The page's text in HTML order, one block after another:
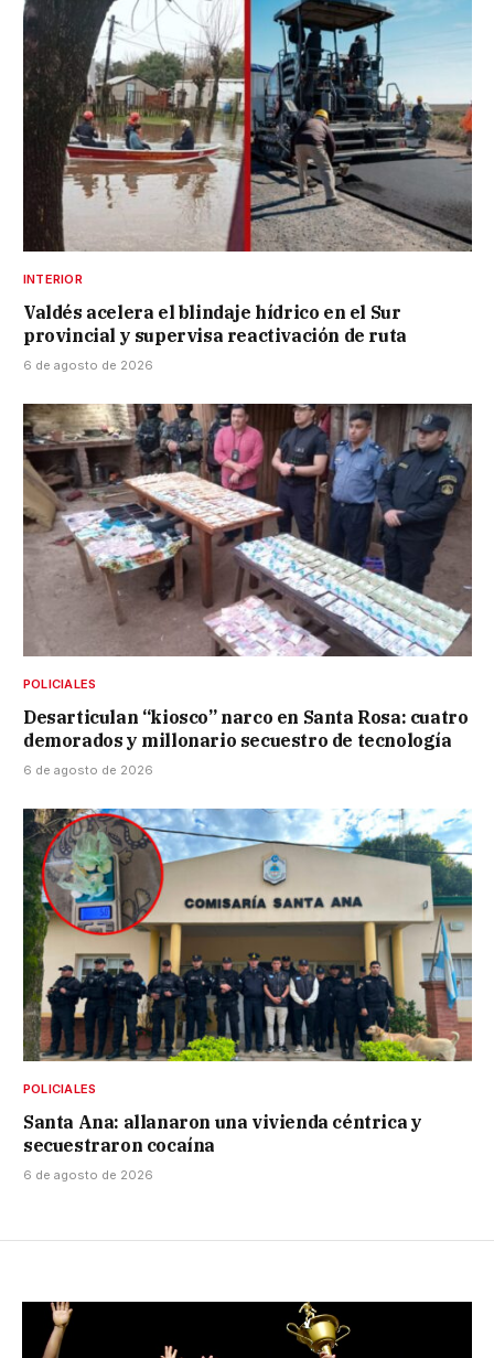
INTERIOR
Valdés acelera el blindaje hídrico en el Sur
provincial y supervisa reactivación de ruta
6 de agosto de 2026
POLICIALES
Desarticulan “kiosco” narco en Santa Rosa: cuatro
demorados y millonario secuestro de tecnología
6 de agosto de 2026
POLICIALES
Santa Ana: allanaron una vivienda céntrica y
secuestraron cocaína
6 de agosto de 2026